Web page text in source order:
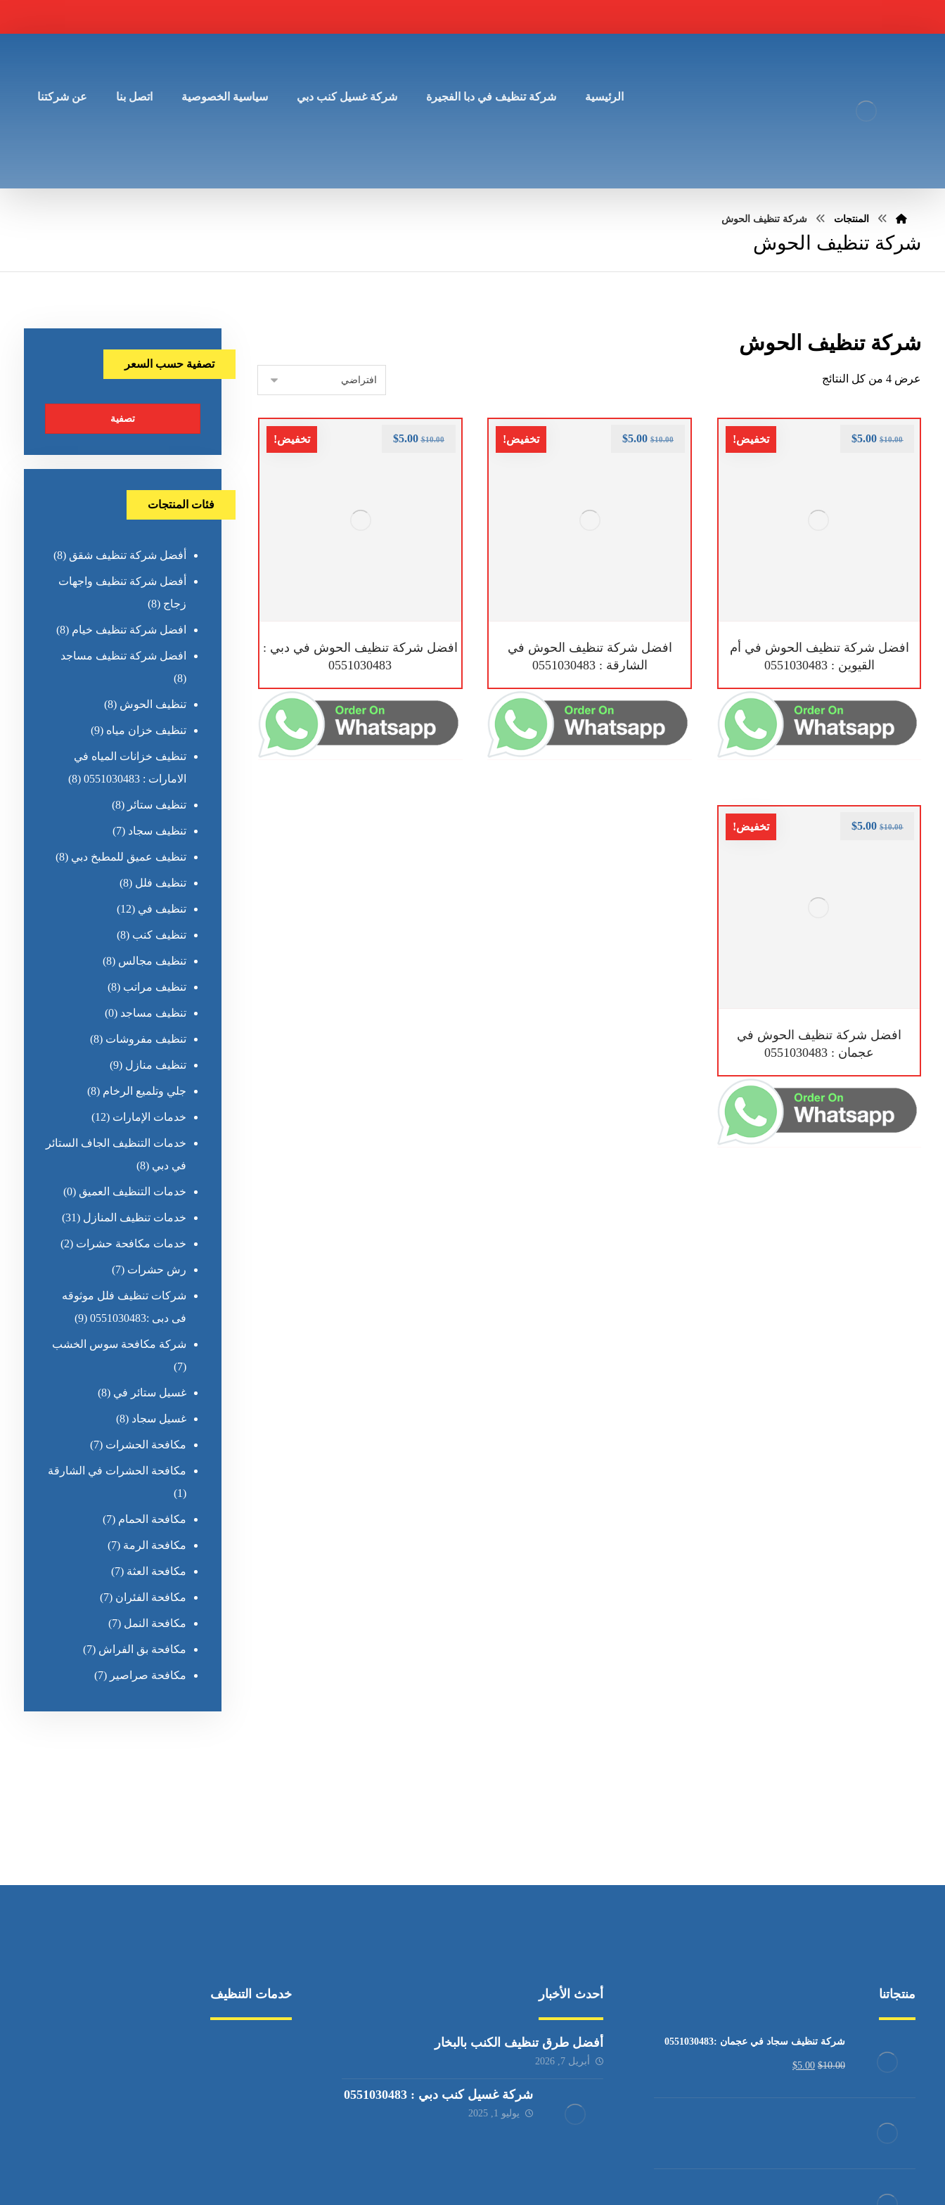
الرئيسية شركة تنظيف في دبا الفجيرة شركة غسيل كنب دبي سياسية الخصوصية اتصل بنا عن شركتنا
المنتجات شركة تنظيف الحوش
شركة تنظيف الحوش
شركة تنظيف الحوش
عرض ⁦4⁩ من كل النتائج
تخفيض!
افضل شركة تنظيف الحوش في أم
القيوين : 0551030483
$10.00
$5.00 تخفيض!
افضل شركة تنظيف الحوش في
الشارقة : 0551030483
$10.00
$5.00 تخفيض!
افضل شركة تنظيف الحوش في دبي :
0551030483
$10.00
$5.00
تخفيض!
افضل شركة تنظيف الحوش في
عجمان : 0551030483
$10.00
$5.00
تصفية حسب السعر
تصفية
فئات المنتجات
أفضل شركة تنظيف شقق (8)
أفضل شركة تنظيف واجهات
زجاج (8)
افضل شركة تنظيف خيام (8)
افضل شركة تنظيف مساجد
(8)
تنظيف الحوش (8)
تنظيف خزان مياه (9)
تنظيف خزانات المياه في
الامارات : 0551030483
(8)
تنظيف ستائر (8)
تنظيف سجاد (7)
تنظيف عميق للمطبخ دبي (8)
تنظيف فلل (8)
تنظيف في (12)
تنظيف كنب (8)
تنظيف مجالس (8)
تنظيف مراتب (8)
تنظيف مساجد (0)
تنظيف مفروشات (8)
تنظيف منازل (9)
جلي وتلميع الرخام (8)
خدمات الإمارات (12)
خدمات التنظيف الجاف الستائر
في دبي (8)
خدمات التنظيف العميق (0)
خدمات تنظيف المنازل (31)
خدمات مكافحة حشرات (2)
رش حشرات (7)
شركات تنظيف فلل موثوقه
فى دبى :0551030483
(9)
شركة مكافحة سوس الخشب
(7)
غسيل ستائر في (8)
غسيل سجاد (8)
مكافحة الحشرات (7)
مكافحة الحشرات في الشارقة
(1)
مكافحة الحمام (7)
مكافحة الرمة (7)
مكافحة العثة (7)
مكافحة الفئران (7)
مكافحة النمل (7)
مكافحة بق الفراش (7)
مكافحة صراصير (7)
منتجاتنا
شركة تنظيف سجاد في عجمان :0551030483
$10.00
$5.00
أحدث الأخبار
أفضل طرق تنظيف الكنب بالبخار
أبريل 7, 2026
شركة غسيل كنب دبي : 0551030483
يوليو 1, 2025
خدمات التنظيف